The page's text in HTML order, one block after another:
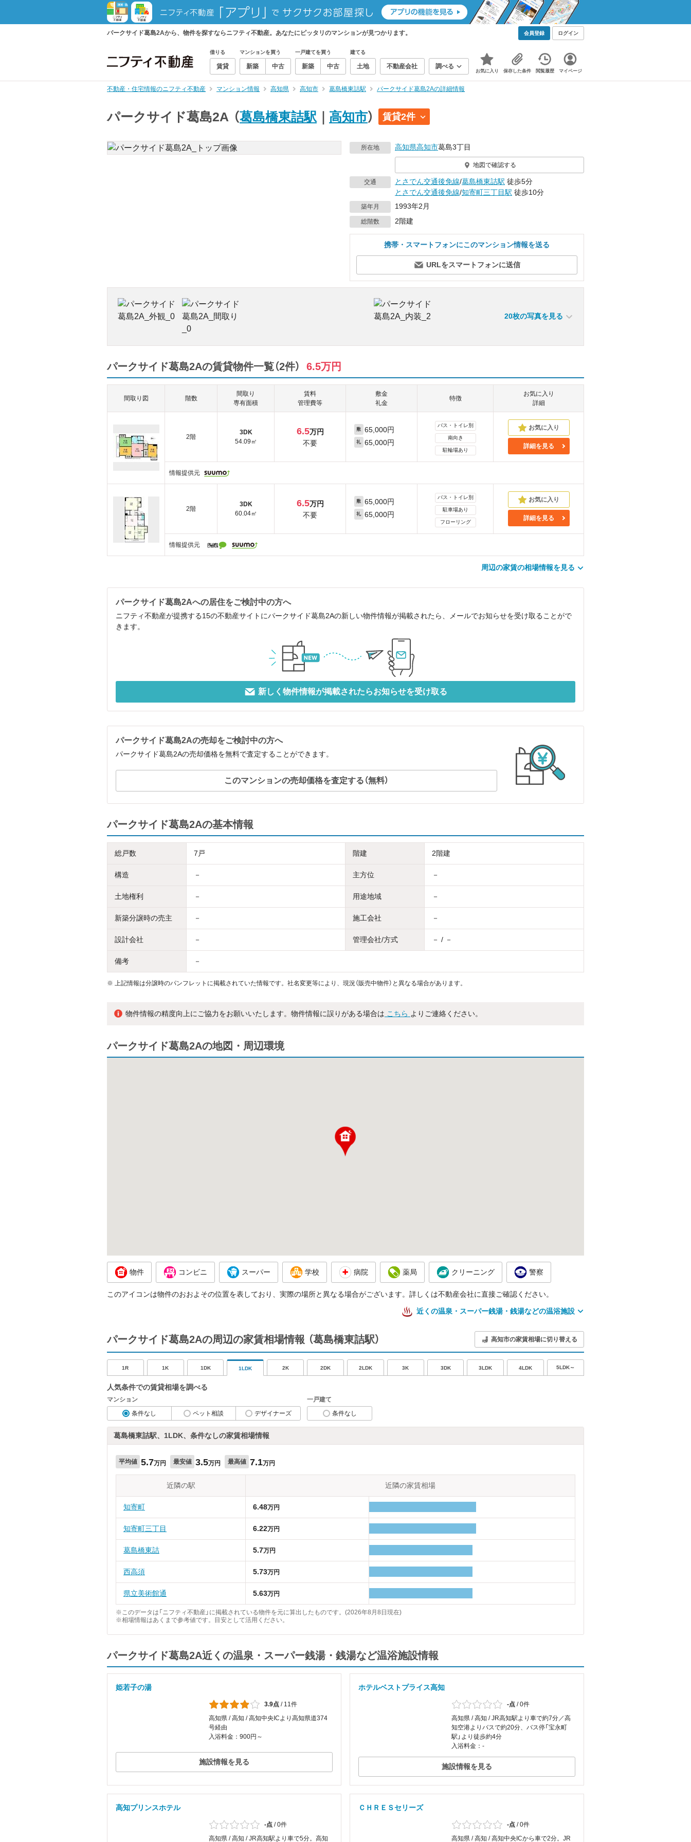
パークサイド葛島2Aから、物件を探すならニフティ不動産。あなたにピッタリのマンションが見つかります。 会員登録 ログイン
借りる
賃貸
マンションを買う
新築 中古
一戸建てを買う
新築 中古
建てる
土地 不動産会社 調べる
お気に入り 保存した条件 閲覧履歴 マイページ
不動産・住宅情報のニフティ不動産 マンション情報 高知県 高知市 葛島橋東詰駅 パークサイド葛島2Aの詳細情報
パークサイド葛島2A （葛島橋東詰駅 高知市） 賃貸2件
所在地 高知県高知市葛島3丁目
地図で確認する
交通 とさでん交通後免線/葛島橋東詰駅 徒歩5分
とさでん交通後免線/知寄町三丁目駅 徒歩10分
築年月 1993年2月
総階数 2階建
携帯・スマートフォンにこのマンション情報を送る
URLをスマートフォンに送信
20枚の写真を見る
パークサイド葛島2Aの賃貸物件一覧（2件） 6.5万円
間取り図 階数
間取り
専有面積
賃料
管理費等
敷金
礼金
特徴
お気に入り
詳細
2階
3DK
54.09㎡
6.5万円
不要
敷 65,000円
礼 65,000円
バス・トイレ別
南向き
駐輪場あり
詳細を見る
情報提供元
2階
3DK
60.04㎡
6.5万円
不要
敷 65,000円
礼 65,000円
バス・トイレ別
駐車場あり
フローリング
詳細を見る
情報提供元
周辺の家賃の相場情報を見る
パークサイド葛島2Aへの居住をご検討中の方へ
ニフティ不動産が提携する15の不動産サイトにパークサイド葛島2Aの新しい物件情報が掲載されたら、メールでお知らせを受け取ることがで
きます。
新しく物件情報が掲載されたらお知らせを受け取る
パークサイド葛島2Aの売却をご検討中の方へ
パークサイド葛島2Aの売却価格を無料で査定することができます。
このマンションの売却価格を査定する（無料）
パークサイド葛島2Aの基本情報
総戸数 7戸 階建 2階建
構造 － 主方位 －
土地権利 － 用途地域 －
新築分譲時の売主 － 施工会社 －
設計会社 － 管理会社/方式 － / －
備考 －
※ 上記情報は分譲時のパンフレットに掲載されていた情報です。社名変更等により、現況（販売中物件）と異なる場合があります。
物件情報の精度向上にご協力をお願いいたします。物件情報に誤りがある場合は こちら よりご連絡ください。
パークサイド葛島2Aの地図・周辺環境
物件 コンビニ スーパー 学校 病院 薬局 クリーニング 警察
このアイコンは物件のおおよその位置を表しており、実際の場所と異なる場合がございます。詳しくは不動産会社に直接ご確認ください。
近くの温泉・スーパー銭湯・銭湯などの温浴施設
パークサイド葛島2Aの周辺の家賃相場情報 （葛島橋東詰駅） 高知市の家賃相場に切り替える
1R 1K 1DK 1LDK 2K 2DK 2LDK 3K 3DK 3LDK 4LDK 5LDK～
人気条件での賃貸相場を調べる
マンション
条件なし
ペット相談 デザイナーズ
一戸建て
条件なし
葛島橋東詰駅、1LDK、条件なしの家賃相場情報
平均値 5.7万円 最安値 3.5万円 最高値 7.1万円
近隣の駅 近隣の家賃相場
知寄町 6.48万円
知寄町三丁目 6.22万円
葛島橋東詰 5.7万円
西高須 5.73万円
県立美術館通 5.63万円
※このデータは「ニフティ不動産」に掲載されている物件を元に算出したものです。(2026年8月8日現在)
※相場情報はあくまで参考値です。目安として活用ください。
パークサイド葛島2A近くの温泉・スーパー銭湯・銭湯など温浴施設情報
姫若子の湯
3.9点 / 11件
高知県 / 高知 / 高知中央ICより高知県道374
号経由
入浴料金：900円～
施設情報を見る
ホテルベストプライス高知
-点 /0件
高知県 / 高知 / JR高知駅より車で約7分／高
知空港よりバスで約20分、バス停「宝永町
駅」より徒歩約4分
入浴料金：-
施設情報を見る
高知プリンスホテル
-点 /0件
高知県 / 高知 / JR高知駅より車で5分。高知
ＣＨＲＥＳセリーズ
-点 /0件
高知県 / 高知 / 高知中央ICから車で2分。JR